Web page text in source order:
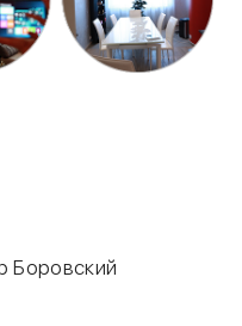
Боровский